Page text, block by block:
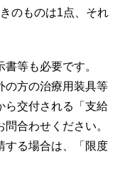
のものは1点、それ
等も必要です。
の方の治療用装具等
ら交付される「支給
合わせください。
する場合は、「限度